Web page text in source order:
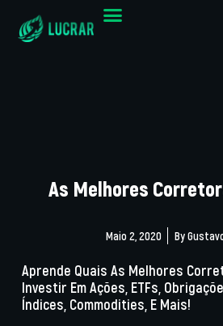
As Melhores
Maio 2, 2020 By
Aprende Quais As Melhores
Investir Em Ações, ETFs,
Índices, Commodities, E Mais!